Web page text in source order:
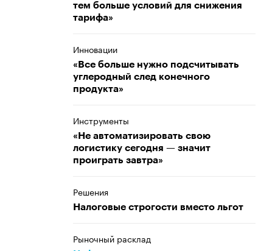
тем больше условий для снижения
тарифа»
Инновации
«Все больше нужно подсчитывать
углеродный след конечного
продукта»
Инструменты
«Не автоматизировать свою
логистику сегодня — значит
проиграть завтра»
Решения
Налоговые строгости вместо льгот
Рыночный расклад